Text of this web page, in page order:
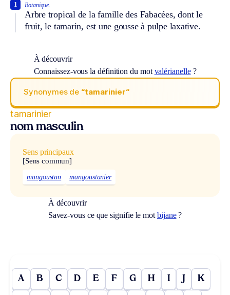
Botanique.
Arbre tropical de la famille des Fabacées, dont le
fruit, le tamarin, est une gousse à pulpe laxative.
1
À découvrir
Connaissez-vous la définition du mot valérianelle?
Synonymes de “tamarinier“
tamarinier
nom masculin
Sens principaux
[Sens commun]
mangoustan mangoustanier
À découvrir
Savez-vous ce que signifie le mot bijane?
A B C D E F G H I J K